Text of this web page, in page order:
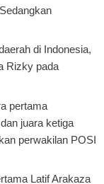
di Indonesia,
Rizky pada
pertama
juara ketiga
perwakilan POSI
Latif Arakaza